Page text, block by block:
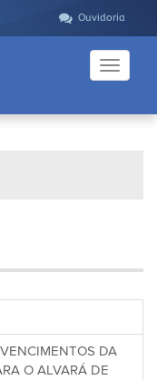
Ouvidoria
Toggle
DA
O ALVARÁ DE